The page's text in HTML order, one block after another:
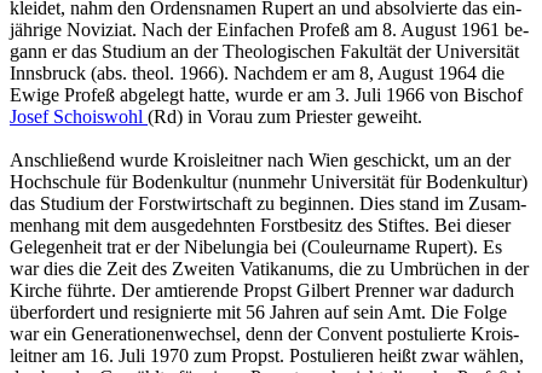
klei­det, nahm den Or­dens­na­men Ru­pert an und ab­sol­vier­te das ein­
jäh­ri­ge No­vi­zi­at. Nach der Ein­fa­chen Pro­feß am 8. Au­gust 1961 be­
gann er das Stu­di­um an der Theo­lo­gi­schen Fa­kul­tät der Uni­ver­si­tät
Inns­bruck (abs. theol. 1966). Nach­dem er am 8, Au­gust 1964 die
Ewige Pro­feß ab­ge­legt hatte, wurde er am 3. Juli 1966 von Bi­schof
Josef Schois­wohl (Rd) in Vorau zum Pries­ter ge­weiht.
An­schlie­ßend wurde Krois­leit­ner nach Wien ge­schickt, um an der
Hoch­schu­le für Bo­den­kul­tur (nun­mehr Uni­ver­si­tät für Bo­den­kul­tur)
das Stu­di­um der Forst­wirt­schaft zu be­gin­nen. Dies stand im Zu­sam­
men­hang mit dem aus­ge­dehn­ten Forst­be­sitz des Stif­tes. Bei die­ser
Ge­le­gen­heit trat er der Ni­be­lun­gia bei (Cou­leur­na­me Ru­pert). Es
war dies die Zeit des Zwei­ten Va­ti­ka­nums, die zu Um­brü­chen in der
Kir­che führ­te. Der am­tie­ren­de Propst Gil­bert Pren­ner war da­durch
über­for­dert und re­si­gnier­te mit 56 Jah­ren auf sein Amt. Die Folge
war ein Ge­ne­ra­tio­nen­wech­sel, denn der Con­vent pos­tu­lier­te Krois­
leit­ner am 16. Juli 1970 zum Propst. Pos­tu­lie­ren heißt zwar wäh­len,